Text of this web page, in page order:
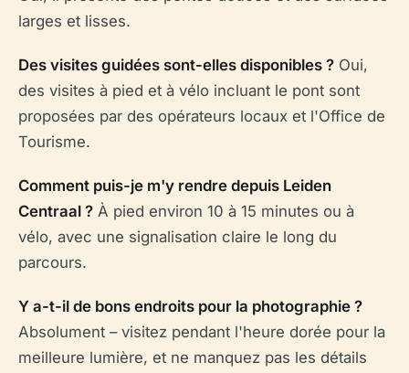
larges et lisses.
Des visites guidées sont-elles disponibles ? Oui,
des visites à pied et à vélo incluant le pont sont
proposées par des opérateurs locaux et l'Office de
Tourisme.
Comment puis-je m'y rendre depuis Leiden
Centraal ? À pied environ 10 à 15 minutes ou à
vélo, avec une signalisation claire le long du
parcours.
Y a-t-il de bons endroits pour la photographie ?
Absolument – visitez pendant l'heure dorée pour la
meilleure lumière, et ne manquez pas les détails